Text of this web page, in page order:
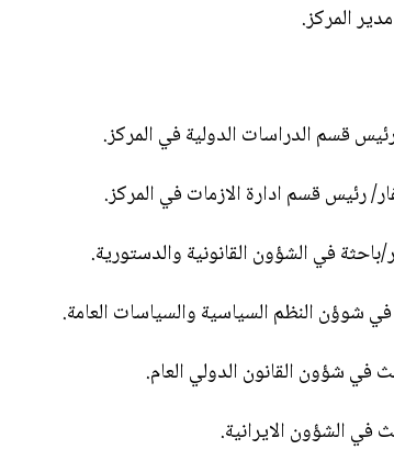
المركز.
قسم الدراسات الدولية في المركز.
رئيس قسم ادارة الازمات في المركز.
في الشؤون القانونية والدستورية.
شوؤن النظم السياسية والسياسات العامة.
في شؤون القانون الدولي العام.
الشؤون الايرانية.